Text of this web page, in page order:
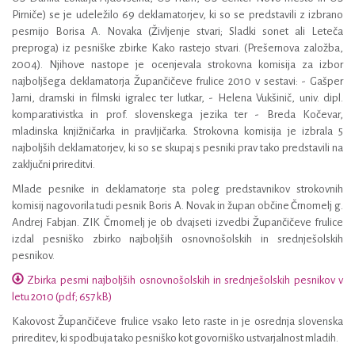
Pirniče) se je udeležilo 69 deklamatorjev, ki so se predstavili z izbrano
pesmijo Borisa A. Novaka (Življenje stvari; Sladki sonet ali Leteča
preproga) iz pesniške zbirke Kako rastejo stvari. (Prešernova založba,
2004). Njihove nastope je ocenjevala strokovna komisija za izbor
najboljšega deklamatorja Župančičeve frulice 2010 v sestavi: - Gašper
Jarni, dramski in filmski igralec ter lutkar, - Helena Vukšinič, univ. dipl.
komparativistka in prof. slovenskega jezika ter - Breda Kočevar,
mladinska knjižničarka in pravljičarka. Strokovna komisija je izbrala 5
najboljših deklamatorjev, ki so se skupaj s pesniki prav tako predstavili na
zaključni prireditvi.
Mlade pesnike in deklamatorje sta poleg predstavnikov strokovnih
komisij nagovorila tudi pesnik Boris A. Novak in župan občine Črnomelj g.
Andrej Fabjan. ZIK Črnomelj je ob dvajseti izvedbi Župančičeve frulice
izdal pesniško zbirko najboljših osnovnošolskih in srednješolskih
pesnikov.
Zbirka pesmi najboljših osnovnošolskih in srednješolskih pesnikov v
letu 2010 (pdf; 657 kB)
Kakovost Župančičeve frulice vsako leto raste in je osrednja slovenska
prireditev, ki spodbuja tako pesniško kot govorniško ustvarjalnost mladih.